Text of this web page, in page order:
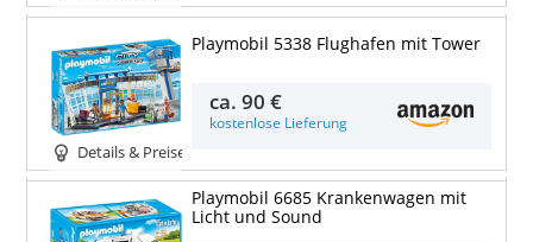
Details & Preise
Playmobil 5338 Flughafen mit Tower
ca.90 €
kostenlose Lieferung
Playmobil 6685 Krankenwagen mit
Licht und Sound